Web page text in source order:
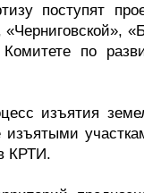
поступят
по
изъятия
КРТИ.